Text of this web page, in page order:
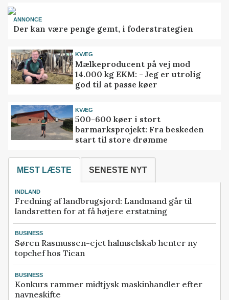
ANNONCE
Der kan være penge gemt, i foderstrategien
KVÆG
Mælkeproducent på vej mod
14.000 kg EKM: - Jeg er utrolig
god til at passe køer
KVÆG
500-600 køer i stort
barmarksprojekt: Fra beskeden
start til store drømme
MEST LÆSTE SENESTE NYT
INDLAND
Fredning af landbrugsjord: Landmand går til
landsretten for at få højere erstatning
BUSINESS
Søren Rasmussen-ejet halmselskab henter ny
topchef hos Tican
BUSINESS
Konkurs rammer midtjysk maskinhandler efter
navneskifte